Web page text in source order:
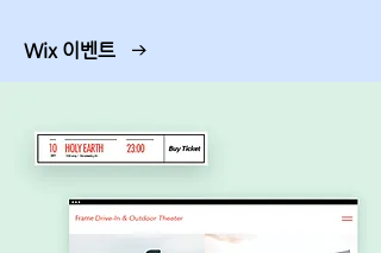
Wix 이벤트